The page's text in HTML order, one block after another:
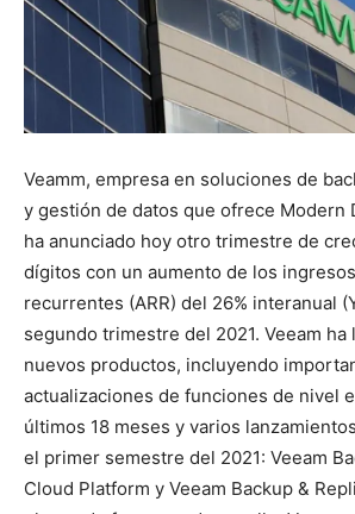
Veamm, empresa en soluciones de
y gestión de datos que ofrece Modern
ha anunciado hoy otro trimestre de
dígitos con un aumento de los
recurrentes (ARR) del 26% interanual
segundo trimestre del 2021. Veeam ha
nuevos productos, incluyendo
actualizaciones de funciones de nivel
últimos 18 meses y varios
el primer semestre del 2021: Veeam
Cloud Platform y Veeam Backup &